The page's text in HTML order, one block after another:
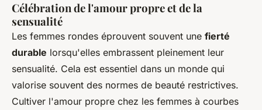
Célébration de l'amour propre et de la
sensualité
Les femmes rondes éprouvent souvent une fierté
durable lorsqu'elles embrassent pleinement leur
sensualité. Cela est essentiel dans un monde qui
valorise souvent des normes de beauté restrictives.
Cultiver l'amour propre chez les femmes à courbes